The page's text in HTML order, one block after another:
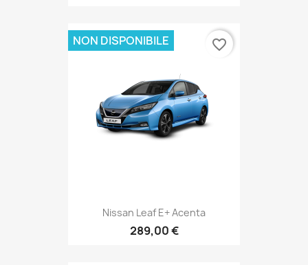
Nissan Leaf E+ Acenta
289,00 €
NON DISPONIBILE favorite_border